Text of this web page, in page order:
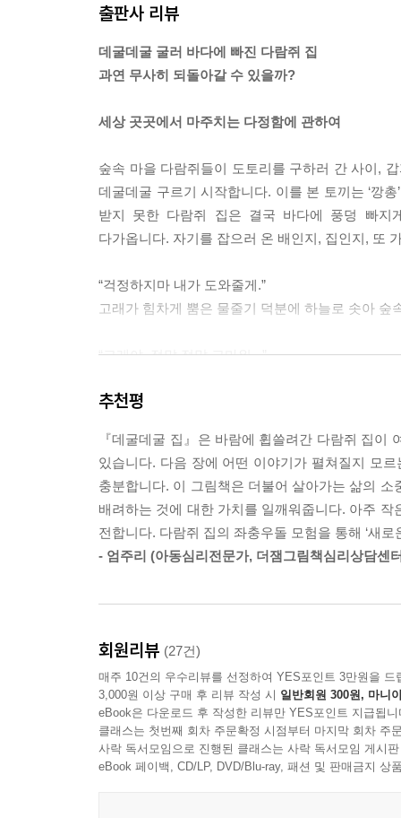
출판사 리뷰
데굴데굴 굴러 바다에 빠진 다람쥐 집
과연 무사히 되돌아갈 수 있을까?
세상 곳곳에서 마주치는 다정함에 관하여
숲속 마을 다람쥐들이 도토리를 구하러 간 사이,
데굴데굴 구르기 시작합니다. 이를 본 토끼는 ‘깡
받지 못한 다람쥐 집은 결국 바다에 풍덩 빠지
다가옵니다. 자기를 잡으러 온 배인지, 집인지, 또
“걱정하지마 내가 도와줄게.”
고래가 힘차게 뿜은 물줄기 덕분에 하늘로 솟아
“고래야, 정말 정말 고마워∼”
판단하고 지나치기보다는 조그마한 관심과 대화
몸으로 새기고 배우는 의성어, 의태어
의성어, 의태어는 어린이들이 언어에 대한 감각을
주고, 어휘를 풍부하게 만들어줍니다. 『데굴데굴
의태어가 나옵니다. 부모와 아이가 함께 책에
이를테면, 아이가 ‘어기뚱어기뚱’ 기린 흉내를
출간 직후 뜨거운 사랑은 받은 『구름똥』에 이어
집』을 선보입니다. 광고는 매우 짧은 시간 안에
표현력, 조형력, 색채 감각 등 다양한 장치를 고안
시간 안에 사람의 마음을 확 끌어당기는 데 능해야
추천평
『데굴데굴 집』은 바람에 휩쓸려간 다람쥐 집
있습니다. 다음 장에 어떤 이야기가 펼쳐질지 모
충분합니다. 이 그림책은 더불어 살아가는 삶의
배려하는 것에 대한 가치를 일깨워줍니다. 아주
전합니다. 다람쥐 집의 좌충우돌 모험을 통해 ‘새
- 엄주리 (아동심리전문가, 더잼그림책심리상담센
회원리뷰 (27건)
매주 10건의 우수리뷰를 선정하여 YES포인트 3만원을 드
3,000원 이상 구매 후 리뷰 작성 시 일반회원 300원, 마니
eBook은 다운로드 후 작성한 리뷰만 YES포인트 지급됩니
클래스는 첫번째 회차 주문확정 시점부터 마지막 회차 주
사락 독서모임으로 진행된 클래스는 사락 독서모임 게시
eBook 페이백, CD/LP, DVD/Blu-ray, 패션 및 판매금지 상